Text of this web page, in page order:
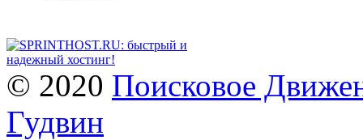
© 2020 Поисковое
Гудвин